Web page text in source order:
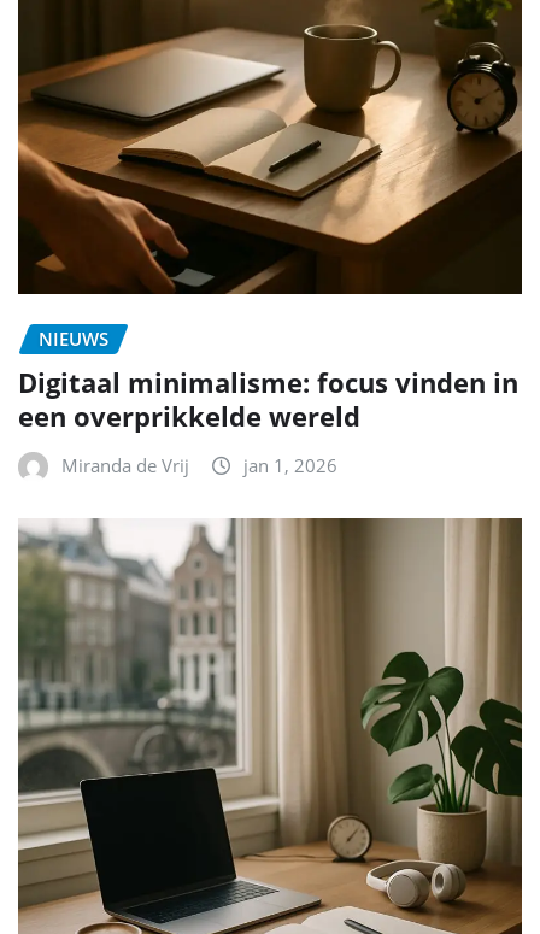
NIEUWS
Digitaal minimalisme: focus vinden in
een overprikkelde wereld
Miranda de Vrij jan 1, 2026